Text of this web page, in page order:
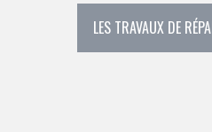
LES TRAVAUX DE